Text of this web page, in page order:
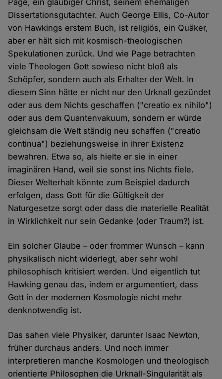
Dissertationsgutachter. Auch George Ellis, Co-Autor
von Hawkings erstem Buch, ist religiös, ein Quäker,
aber er hält sich mit kosmisch-theologischen
Spekulationen zurück. Und wie Page betrachten
viele Theologen Gott sowieso nicht bloß als
Schöpfer, sondern auch als Erhalter der Welt. In
diesem Sinn hätte er nicht nur den Urknall gezündet
oder aus dem Nichts geschaffen ("creatio ex nihilo")
oder aus dem Quantenvakuum, sondern er würde
gleichsam die Welt ständig neu schaffen ("creatio
continua") beziehungsweise in ihrer Existenz
bewahren. Etwa so, als hielte er sie in einer
imaginären Hand, weil sie sonst ins Nichts fiele.
Dieser Welterhalt könnte zum Beispiel dadurch
erfolgen, dass Gott für die Gültigkeit der
Naturgesetze sorgt oder dass die materielle Realität
in Wirklichkeit nur sein Gedanke (oder Traum?) ist.
Ein solcher Glaube – oder frommer Wunsch – kann
physikalisch nicht widerlegt, aber sehr wohl
philosophisch kritisiert werden. Und eigentlich tut
Hawking genau das, indem er argumentiert, dass
Gott in der modernen Kosmologie nicht mehr
denknotwendig ist.
Das sahen viele Physiker, darunter Isaac Newton,
früher durchaus anders. Und noch immer
interpretieren manche Kosmologen und theologisch
orientierte Philosophen die Urknall-Singularität als